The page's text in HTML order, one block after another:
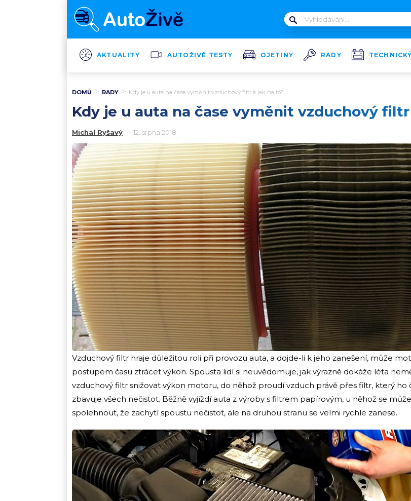
AKTUALITY AUTOŽIVĚ TESTY OJETINY RADY
DOMŮ RADY Kdy je u auta na čase vyměnit vzduchový filtr a jak na to?
Kdy je u auta na čase vyměnit vzduchový
Michal Ryšavý 12. srpna 2018
Vzduchový filtr hraje důležitou roli při provozu auta, a dojde-li k jeho zanešení, může
postupem času ztrácet výkon. Spousta lidí si neuvědomuje, jak výrazně dokáže léta
vzduchový filtr snižovat výkon motoru, do něhož proudí vzduch právě přes filtr, který ho
zbavuje všech nečistot. Běžně vyjíždí auta z výroby s filtrem papírovým, u něhož se
spolehnout, že zachytí spoustu nečistot, ale na druhou stranu se velmi rychle zanese.